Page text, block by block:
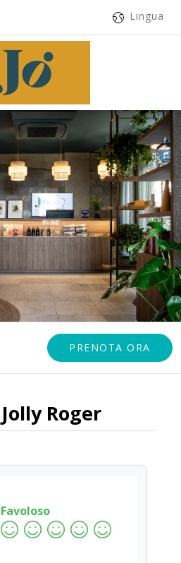
Lingua
PRENOTA ORA
Roger
Favoloso